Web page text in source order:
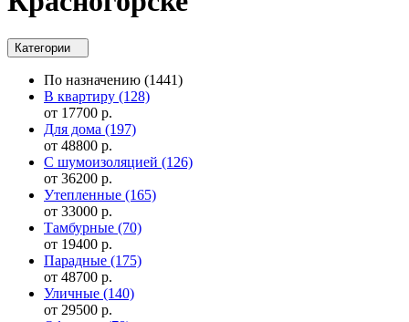
Категории
По назначению (1441)
В квартиру (128)
от 17700 р.
Для дома (197)
от 48800 р.
С шумоизоляцией (126)
от 36200 р.
Утепленные (165)
от 33000 р.
Тамбурные (70)
от 19400 р.
Парадные (175)
от 48700 р.
Уличные (140)
от 29500 р.